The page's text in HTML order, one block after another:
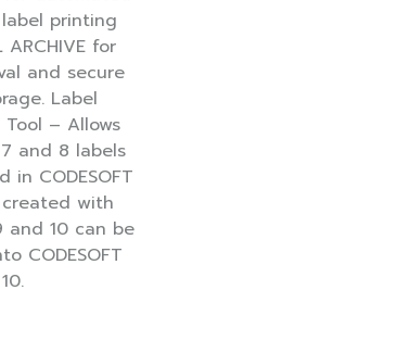
printing
ARCHIVE for
and secure
Label
Tool – Allows
7 and 8 labels
in CODESOFT
created with
and 10 can be
CODESOFT
10.